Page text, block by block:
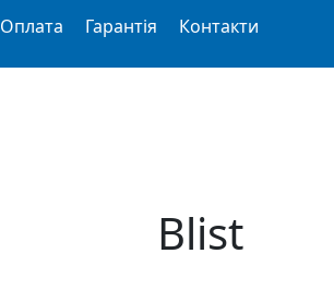
Оплата Гарантія Контакти
Blist